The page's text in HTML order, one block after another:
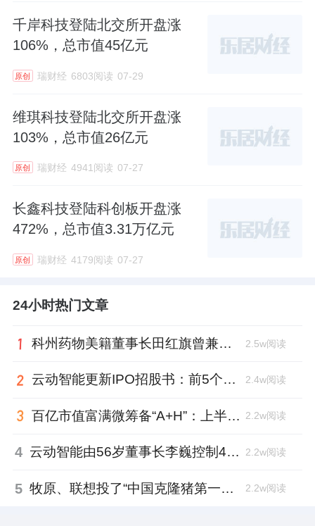
千岸科技登陆北交所开盘涨
106%，总市值45亿元
原创 瑞财经 6803阅读 07-29
维琪科技登陆北交所开盘涨
103%，总市值26亿元
原创 瑞财经 4941阅读 07-27
长鑫科技登陆科创板开盘涨
472%，总市值3.31万亿元
原创 瑞财经 4179阅读 07-27
24小时热门文章
科州药物美籍董事长田红旗曾兼职放射所，被问询核心技术是否清晰 2.5w阅读
云动智能更新IPO招股书：前5个月扭亏为盈，董事长李巍去年降薪近两成 2.4w阅读
百亿市值富满微筹备“A+H”：上半年净利大增353%，99年董秘、01年证代上位 2.2w阅读
4 云动智能由56岁董事长李巍控制48%投票权，曾任国家级创新中心首席科学家 2.2w阅读
5 牧原、联想投了“中国克隆猪第一人”，中科奥格完成超2亿元A3轮融资 2.2w阅读